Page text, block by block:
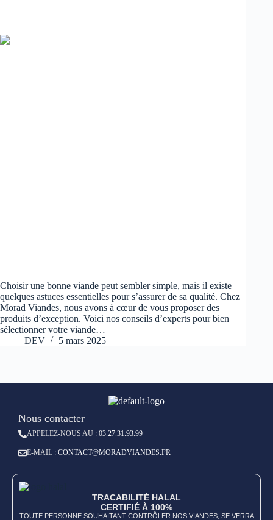
Choisir une bonne viande peut sembler simple, mais il existe
quelques astuces essentielles pour s’assurer de sa qualité. Chez
Morad Viandes, nous avons à cœur de vous proposer des
produits d’exception. Voici nos conseils d’experts pour bien
sélectionner votre viande…
DEV
5 mars 2025
Nous contacter
APPELEZ-NOUS AU : 03.27.31.93.99
E-MAIL : CONTACT@MORADVIANDES.FR
TRACABILITÉ HALAL
CERTIFIÉ À 100%
TOUTE PERSONNE SOUHAITANT CONTRÔLER NOS VIANDES, SE VERRA